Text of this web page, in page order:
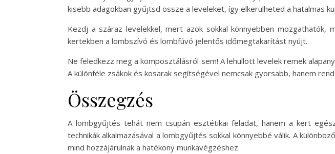
kisebb adagokban gyűjtsd össze a leveleket, így elkerülheted a hatalmas
Kezdj a száraz levelekkel, mert azok sokkal könnyebben mozgathatók,
kertekben a lombszívó és lombfúvó jelentős időmegtakarítást nyújt.
Ne feledkezz meg a komposztálásról sem! A lehullott levelek remek
A különféle zsákok és kosarak segítségével nemcsak gyorsabb, hanem
Összegzés
A lombgyűjtés tehát nem csupán esztétikai feladat, hanem a kert
technikák alkalmazásával a lombgyűjtés sokkal könnyebbé válik. A
mind hozzájárulnak a hatékony munkavégzéshez.